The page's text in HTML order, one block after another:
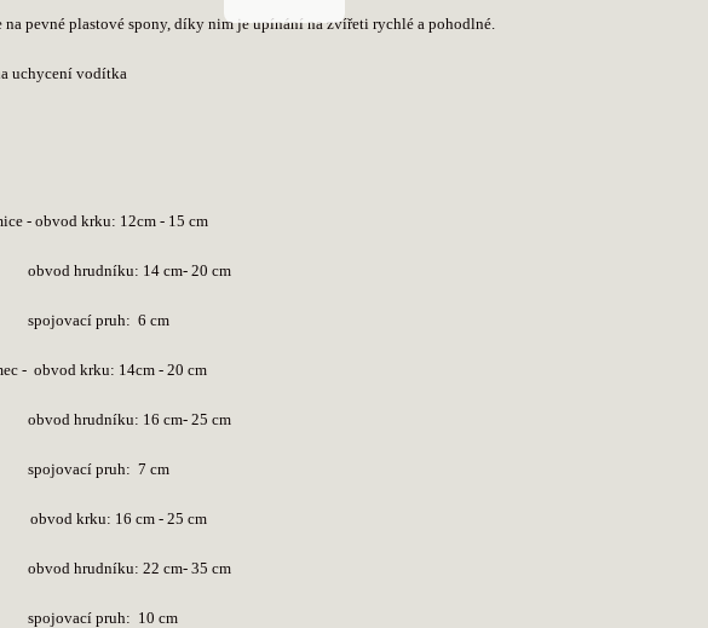
na pevné plastové spony, díky nim je upínání na zvířeti rychlé a pohodlné.
uchycení vodítka
- obvod krku: 12cm - 15 cm
hrudníku: 14 cm- 20 cm
pruh: 6 cm
- obvod krku: 14cm - 20 cm
hrudníku: 16 cm- 25 cm
pruh: 7 cm
- obvod krku: 16 cm - 25 cm
hrudníku: 22 cm- 35 cm
pruh: 10 cm